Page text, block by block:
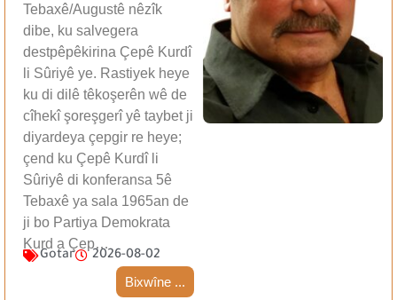
Tebaxê/Augustê nêzîk
dibe, ku salvegera
destpêpêkirina Çepê Kurdî
li Sûriyê ye. Rastiyek heye
ku di dilê têkoşerên wê de
cîhekî şoreşgerî yê taybet ji
diyardeya çepgir re heye;
çend ku Çepê Kurdî li
Sûriyê di konferansa 5ê
Tebaxê ya sala 1965an de
ji bo Partiya Demokrata
Kurd a Çep…
Gotar 2026-08-02
Bixwîne ...